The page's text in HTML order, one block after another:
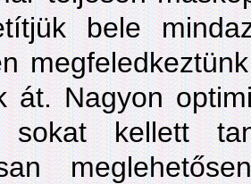
bele
át. Nagyon
sokat kellett